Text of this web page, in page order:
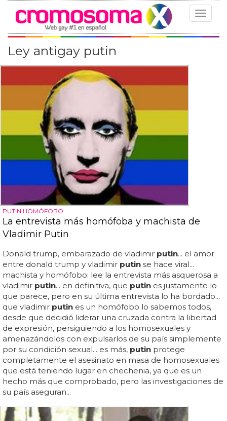
Toggle
Ley antigay putin
PUTIN HOMÓFOBO
La entrevista más homófoba y machista de
Vladimir Putin
Donald trump, embarazado de vladimir putin... el amor
entre donald trump y vladimir putin se hace viral...
machista y homófobo: lee la entrevista más asquerosa a
vladimir putin... en definitiva, que putin es justamente lo
que parece, pero en su última entrevista lo ha bordado...
que vladimir putin es un homófobo lo sabemos todos,
desde que decidió liderar una cruzada contra la libertad
de expresión, persiguiendo a los homosexuales y
amenazándolos con expulsarlos de su país simplemente
por su condición sexual... es más, putin protege
completamente el asesinato en masa de homosexuales
que está teniendo lugar en chechenia, ya que es un
hecho más que comprobado, pero las investigaciones de
su país aseguran...